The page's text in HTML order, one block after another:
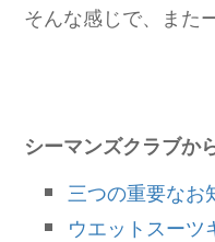
そんな感じで、また
シーマンズクラブか
三つの重要なお
ウエットスーツ